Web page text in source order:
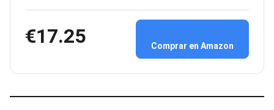
€17.25 Comprar en Amazon